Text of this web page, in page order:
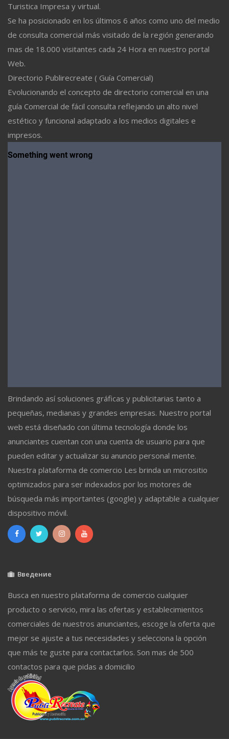
Turistica Impresa y virtual.
Se ha posicionado en los últimos 6 años como uno del medio
de consulta comercial más visitado de la región generando
mas de 18.000 visitantes cada 24 Hora en nuestro portal
Web.
Directorio Publirecreate ( Guía Comercial)
Evolucionando el concepto de directorio comercial en una
guía Comercial de fácil consulta reflejando un alto nivel
estético y funcional adaptado a los medios digitales e
impresos.
Brindando así soluciones gráficas y publicitarias tanto a
pequeñas, medianas y grandes empresas. Nuestro portal
web está diseñado con última tecnología donde los
anunciantes cuentan con una cuenta de usuario para que
pueden editar y actualizar su anuncio personal mente.
Nuestra plataforma de comercio Les brinda un micrositio
optimizados para ser indexados por los motores de
búsqueda más importantes (google) y adaptable a cualquier
dispositivo móvil.
Введение
Busca en nuestro plataforma de comercio cualquier
producto o servicio, mira las ofertas y establecimientos
comerciales de nuestros anunciantes, escoge la oferta que
mejor se ajuste a tus necesidades y selecciona la opción
que más te guste para contactarlos. Son mas de 500
contactos para que pidas a domicilio